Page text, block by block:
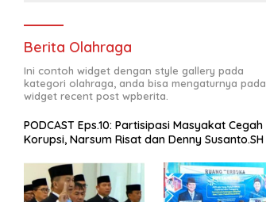
Berita Olahraga
Ini contoh widget dengan style gallery pada
kategori olahraga, anda bisa mengaturnya pada
widget recent post wpberita.
PODCAST Eps.10: Partisipasi Masyakat Cegah
Korupsi, Narsum Risat dan Denny Susanto.SH